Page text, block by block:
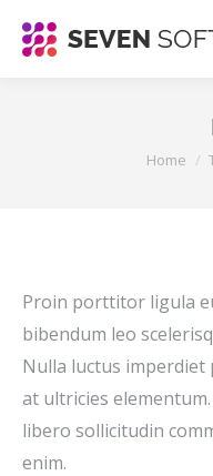
Je bent
Home
Proin porttitor ligula
bibendum leo
Nulla luctus imperdiet
at ultricies
libero sollicitudin
enim.